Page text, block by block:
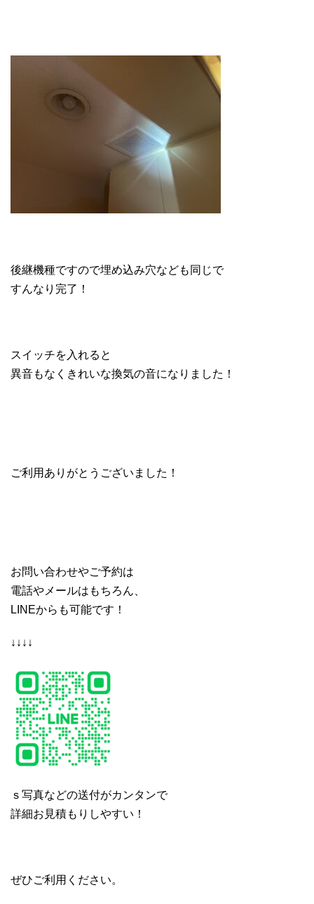
後継機種ですので埋め込み穴なども同じで
すんなり完了！
スイッチを入れると
異音もなくきれいな換気の音になりました！
ご利用ありがとうございました！
お問い合わせやご予約は
電話やメールはもちろん、
LINEからも可能です！
↓↓↓↓
ｓ写真などの送付がカンタンで
詳細お見積もりしやすい！
ぜひご利用ください。